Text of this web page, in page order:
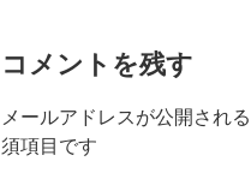
コメントを残す
メールアドレスが公開され
須項目です